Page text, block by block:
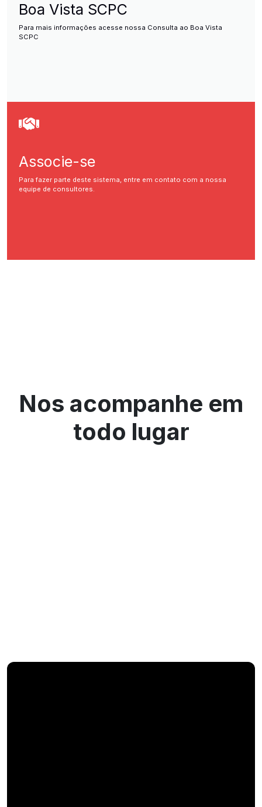
Boa Vista SCPC
Para mais informações acesse nossa Consulta ao Boa Vista
SCPC
Associe-se
Para fazer parte deste sistema, entre em contato com a nossa
equipe de consultores.
Nos acompanhe em
todo lugar